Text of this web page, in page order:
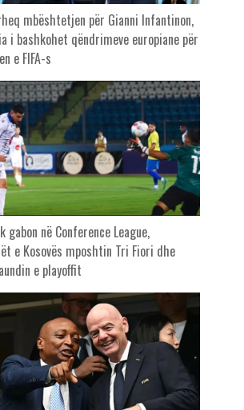
mbështetjen për Gianni Infantinon,
i bashkohet qëndrimeve europiane për
e FIFA-s
gabon në Conference League,
e Kosovës mposhtin Tri Fiori dhe
e playoffit